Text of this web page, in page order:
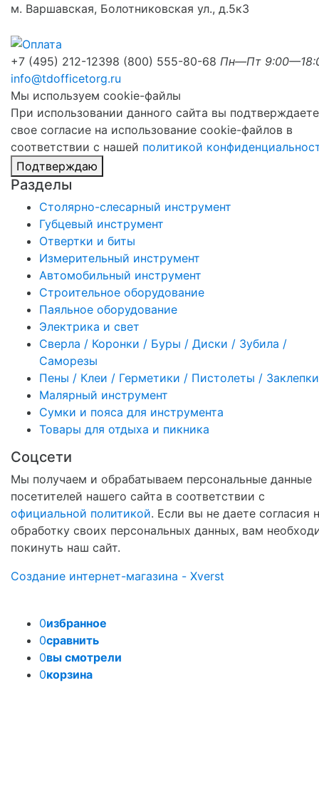
м. Варшавская, Болотниковская ул., д.5к3
+7 (495) 212-12398 (800) 555-80-68 Пн—Пт
info@tdofficetorg.ru
Мы используем cookie-файлы
При использовании данного сайта вы подтверждаете
свое согласие на использование cookie-файлов в
соответствии с нашей политикой
Подтверждаю
Разделы
Столярно-слесарный инструмент
Губцевый инструмент
Отвертки и биты
Измерительный инструмент
Автомобильный инструмент
Строительное оборудование
Паяльное оборудование
Электрика и свет
Сверла / Коронки / Буры / Диски / Зубила /
Саморезы
Пены / Клеи / Герметики / Пистолеты / Заклепки
Малярный инструмент
Сумки и пояса для инструмента
Товары для отдыха и пикника
Соцсети
Мы получаем и обрабатываем персональные данные
посетителей нашего сайта в соответствии с
официальной политикой. Если вы не даете согласия
обработку своих персональных данных, вам
покинуть наш сайт.
Создание интернет-магазина - Xverst
0избранное
0сравнить
0вы смотрели
0корзина